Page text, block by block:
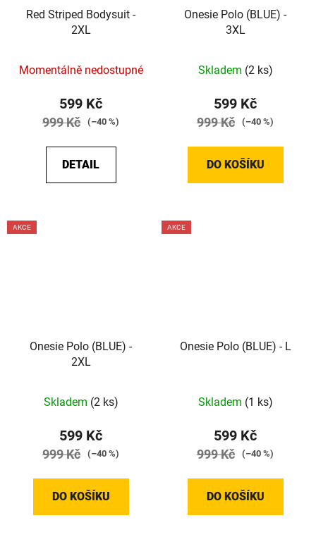
Red Striped Bodysuit -
2XL
Momentálně nedostupné
599 Kč
999 Kč (–40 %)
DETAIL
Onesie Polo (BLUE) -
3XL
Skladem (2 ks)
599 Kč
999 Kč (–40 %)
DO KOŠÍKU
AKCE
Onesie Polo (BLUE) -
2XL
Skladem (2 ks)
599 Kč
999 Kč (–40 %)
DO KOŠÍKU
AKCE
Onesie Polo (BLUE) - L
Skladem (1 ks)
599 Kč
999 Kč (–40 %)
DO KOŠÍKU